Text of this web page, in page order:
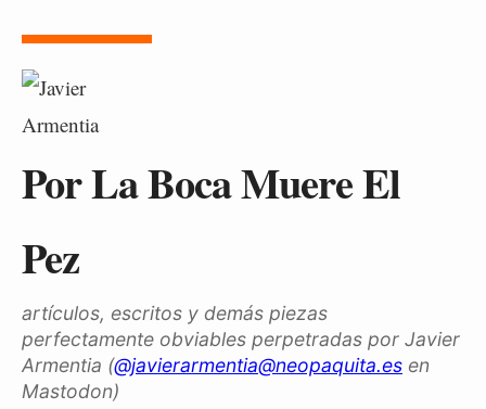
Por La Boca Muere El
Pez
artículos, escritos y demás piezas
perfectamente obviables perpetradas por Javier
Armentia (@javierarmentia@neopaquita.es en
Mastodon)